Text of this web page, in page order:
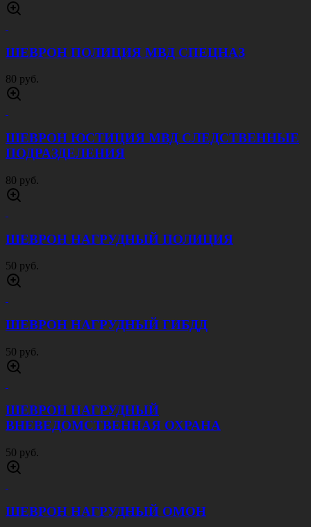
ШЕВРОН ПОЛИЦИЯ МВД СПЕЦНАЗ
80 руб.
ШЕВРОН ЮСТИЦИЯ МВД СЛЕДСТВЕННЫЕ
ПОДРАЗДЕЛЕНИЯ
80 руб.
ШЕВРОН НАГРУДНЫЙ ПОЛИЦИЯ
50 руб.
ШЕВРОН НАГРУДНЫЙ ГИБДД
50 руб.
ШЕВРОН НАГРУДНЫЙ
ВНЕВЕДОМСТВЕННАЯ ОХРАНА
50 руб.
ШЕВРОН НАГРУДНЫЙ ОМОН